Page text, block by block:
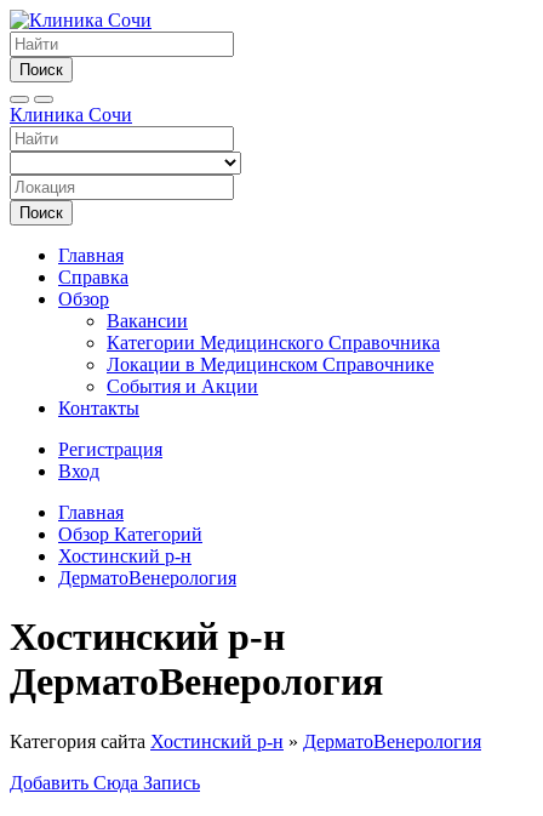
Поиск
Клиника Сочи
Поиск
Главная
Справка
Обзор
Вакансии
Категории Медицинского Справочника
Локации в Медицинском Справочнике
События и Акции
Контакты
Регистрация
Вход
Главная
Обзор Категорий
Хостинский р-н
ДерматоВенерология
Хостинский р-н
ДерматоВенерология
Категория сайта Хостинский р-н » ДерматоВенерология
Добавить Сюда Запись